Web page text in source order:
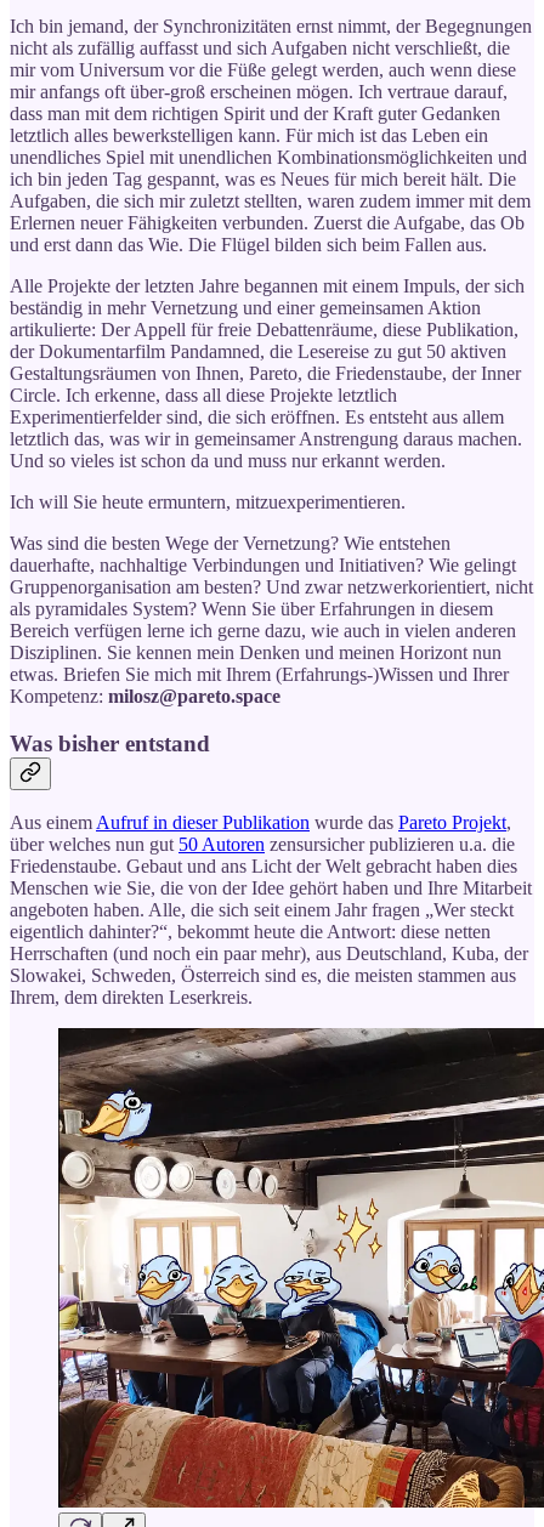
Ich bin jemand, der Synchronizitäten ernst nimmt, der Begegnungen
nicht als zufällig auffasst und sich Aufgaben nicht verschließt, die
mir vom Universum vor die Füße gelegt werden, auch wenn diese
mir anfangs oft über-groß erscheinen mögen. Ich vertraue darauf,
dass man mit dem richtigen Spirit und der Kraft guter Gedanken
letztlich alles bewerkstelligen kann. Für mich ist das Leben ein
unendliches Spiel mit unendlichen Kombinationsmöglichkeiten und
ich bin jeden Tag gespannt, was es Neues für mich bereit hält. Die
Aufgaben, die sich mir zuletzt stellten, waren zudem immer mit dem
Erlernen neuer Fähigkeiten verbunden. Zuerst die Aufgabe, das Ob
und erst dann das Wie. Die Flügel bilden sich beim Fallen aus.
Alle Projekte der letzten Jahre begannen mit einem Impuls, der sich
beständig in mehr Vernetzung und einer gemeinsamen Aktion
artikulierte: Der Appell für freie Debattenräume, diese Publikation,
der Dokumentarfilm Pandamned, die Lesereise zu gut 50 aktiven
Gestaltungsräumen von Ihnen, Pareto, die Friedenstaube, der Inner
Circle. Ich erkenne, dass all diese Projekte letztlich
Experimentierfelder sind, die sich eröffnen. Es entsteht aus allem
letztlich das, was wir in gemeinsamer Anstrengung daraus machen.
Und so vieles ist schon da und muss nur erkannt werden.
Ich will Sie heute ermuntern, mitzuexperimentieren.
Was sind die besten Wege der Vernetzung? Wie entstehen
dauerhafte, nachhaltige Verbindungen und Initiativen? Wie gelingt
Gruppenorganisation am besten? Und zwar netzwerkorientiert, nicht
als pyramidales System? Wenn Sie über Erfahrungen in diesem
Bereich verfügen lerne ich gerne dazu, wie auch in vielen anderen
Disziplinen. Sie kennen mein Denken und meinen Horizont nun
etwas. Briefen Sie mich mit Ihrem (Erfahrungs-)Wissen und Ihrer
Kompetenz: milosz@pareto.space
Was bisher entstand
Aus einemAufruf in dieser Publikation wurde das Pareto Projekt,
über welches nun gut 50 Autoren zensursicher publizieren u.a. die
Friedenstaube. Gebaut und ans Licht der Welt gebracht haben dies
Menschen wie Sie, die von der Idee gehört haben und Ihre Mitarbeit
angeboten haben. Alle, die sich seit einem Jahr fragen „Wer steckt
eigentlich dahinter?“, bekommt heute die Antwort: diese netten
Herrschaften (und noch ein paar mehr), aus Deutschland, Kuba, der
Slowakei, Schweden, Österreich sind es, die meisten stammen aus
Ihrem, dem direkten Leserkreis.